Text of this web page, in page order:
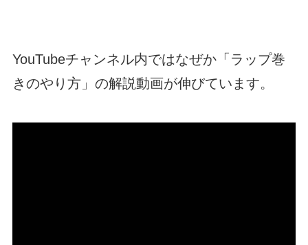
YouTubeチャンネル内ではなぜか「ラップ巻
きのやり方」の解説動画が伸びています。